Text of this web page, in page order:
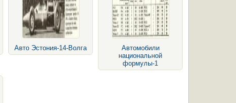
Авто Эстония-14-Волга
Автомобили
национальной
формулы-1